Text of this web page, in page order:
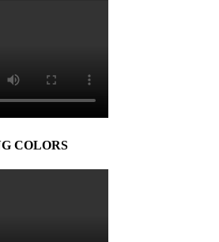
COLORS